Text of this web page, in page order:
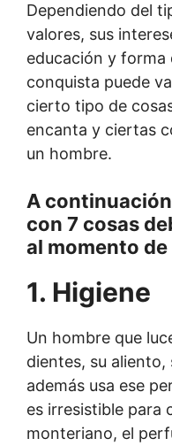
Dependiendo del
valores, sus
educación y forma
conquista puede
cierto tipo de
encanta y ciertas
un hombre.
A
con 7 cosas
al momento
1. Higiene
Un hombre que
dientes, su aliento,
además usa ese
es irresistible para
monteriano, el